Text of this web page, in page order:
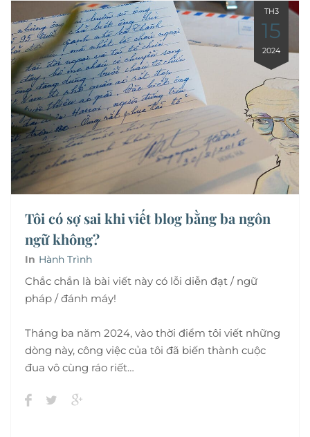
TH3
15
2024
Tôi có sợ sai khi viết blog bằng ba ngôn
ngữ không?
In Hành Trình
Chắc chắn là bài viết này có lỗi diễn đạt / ngữ
pháp / đánh máy!
Tháng ba năm 2024, vào thời điểm tôi viết những
dòng này, công việc của tôi đã biến thành cuộc
đua vô cùng ráo riết…